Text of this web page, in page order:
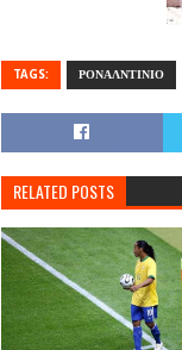
TAGS: ΡΟΝΑΛΝΤΙΝΙΟ
RELATED POSTS